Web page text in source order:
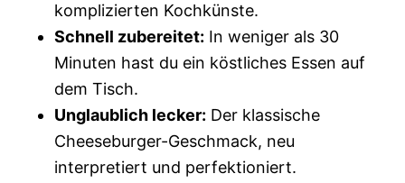
komplizierten Kochkünste.
Schnell zubereitet: In weniger als 30
Minuten hast du ein köstliches Essen auf
dem Tisch.
Unglaublich lecker: Der klassische
Cheeseburger-Geschmack, neu
interpretiert und perfektioniert.